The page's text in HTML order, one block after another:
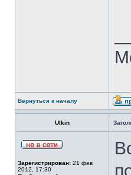
Вернуться к началу
Ulkin
Зарегистрирован: 21 фев
2012, 17:30